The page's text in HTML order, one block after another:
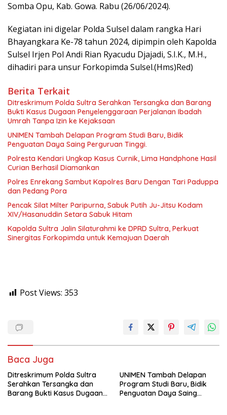
Somba Opu, Kab. Gowa. Rabu (26/06/2024).
Kegiatan ini digelar Polda Sulsel dalam rangka Hari
Bhayangkara Ke-78 tahun 2024, dipimpin oleh Kapolda
Sulsel Irjen Pol Andi Rian Ryacudu Djajadi, S.I.K., M.H.,
dihadiri para unsur Forkopimda Sulsel.(Hms)Red)
Berita Terkait
Ditreskrimum Polda Sultra Serahkan Tersangka dan Barang
Bukti Kasus Dugaan Penyelenggaraan Perjalanan Ibadah
Umrah Tanpa Izin ke Kejaksaan
UNIMEN Tambah Delapan Program Studi Baru, Bidik
Penguatan Daya Saing Perguruan Tinggi.
Polresta Kendari Ungkap Kasus Curnik, Lima Handphone Hasil
Curian Berhasil Diamankan
Polres Enrekang Sambut Kapolres Baru Dengan Tari Paduppa
dan Pedang Pora
Pencak Silat Milter Paripurna, Sabuk Putih Ju-Jitsu Kodam
XIV/Hasanuddin Setara Sabuk Hitam
Kapolda Sultra Jalin Silaturahmi ke DPRD Sultra, Perkuat
Sinergitas Forkopimda untuk Kemajuan Daerah
Post Views: 353
Baca Juga
Ditreskrimum Polda Sultra
Serahkan Tersangka dan
Barang Bukti Kasus Dugaan
UNIMEN Tambah Delapan
Program Studi Baru, Bidik
Penguatan Daya Saing